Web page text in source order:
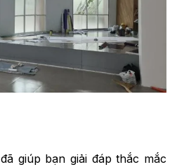
đã giúp bạn giải đáp thắc mắc